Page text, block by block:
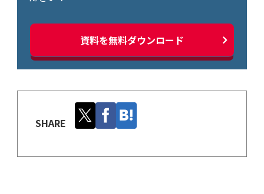
資料を無料ダウンロード
SHARE